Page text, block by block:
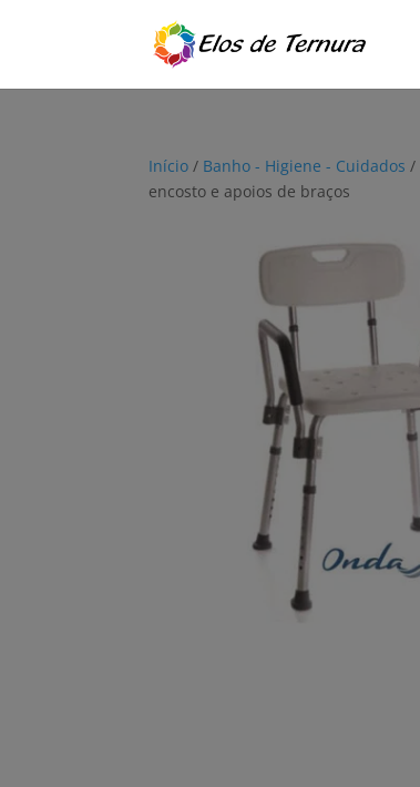
Início / Banho - Higiene - Cuidados /
encosto e apoios de braços